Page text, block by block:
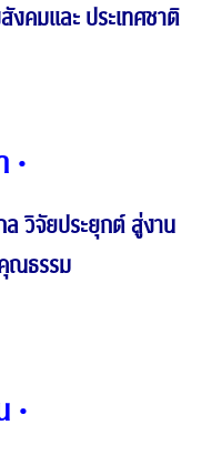
งคมและ ประเทศชาติ
•
ล วิจัยประยุกต์ สู่งาน
ณธรรม
•